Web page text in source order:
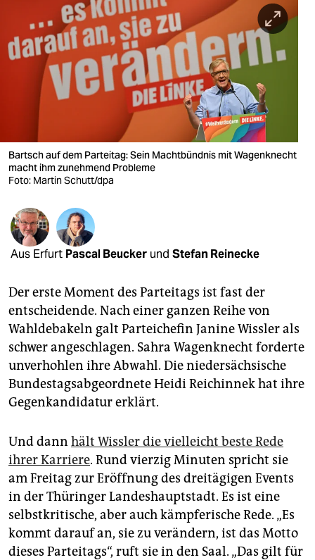
berlin
wahrheit
verlag
verlag
shop
fragen & hilfe
abo
genossenschaft
epaper login
Bartsch auf dem Parteitag: Sein Machtbündnis mit Wagenknecht
macht ihm zunehmend Probleme
Foto: Martin Schutt/dpa
Aus Erfurt Pascal Beucker und Stefan Reinecke
Der erste Moment des Parteitags ist fast der
entscheidende. Nach einer ganzen Reihe von
Wahldebakeln galt Parteichefin Janine Wissler als
schwer angeschlagen. Sahra Wagenknecht forderte
unverhohlen ihre Abwahl. Die niedersächsische
Bundestagsabgeordnete Heidi Reichinnek hat ihre
Gegenkandidatur erklärt.
Und dann hält Wissler die vielleicht beste Rede
ihrer Karriere. Rund vierzig Minuten spricht sie
am Freitag zur Eröffnung des dreitägigen Events
in der Thüringer Landeshauptstadt. Es ist eine
selbstkritische, aber auch kämpferische Rede. „Es
kommt darauf an, sie zu verändern, ist das Motto
dieses Parteitags“, ruft sie in den Saal. „Das gilt für